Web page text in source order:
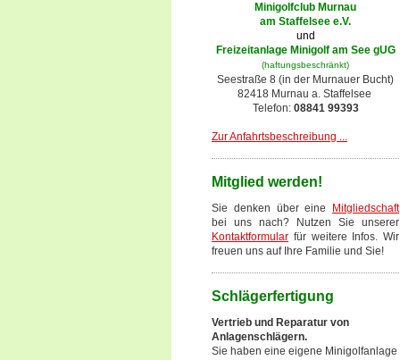
Minigolfclub Murnau
am Staffelsee e.V.
und
Freizeitanlage Minigolf am See gUG
(haftungsbeschränkt)
Seestraße 8 (in der Murnauer Bucht)
82418 Murnau a. Staffelsee
Telefon: 08841 99393
Zur Anfahrtsbeschreibung ...
Mitglied werden!
Sie denken über eine
Mitgliedschaft
bei uns nach? Nutzen Sie unserer
Kontaktformular für weitere Infos. Wir
freuen uns auf Ihre Familie und Sie!
Schlägerfertigung
Vertrieb und Reparatur von
Anlagenschlägern.
Sie haben eine eigene Minigolfanlage